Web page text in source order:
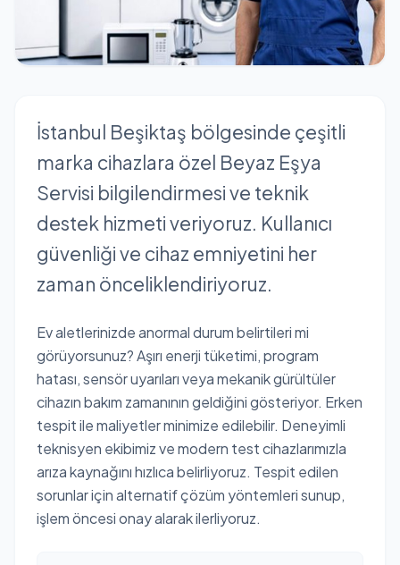
İstanbul Beşiktaş bölgesinde çeşitli
marka cihazlara özel Beyaz Eşya
Servisi bilgilendirmesi ve teknik
destek hizmeti veriyoruz. Kullanıcı
güvenliği ve cihaz emniyetini her
zaman önceliklendiriyoruz.
Ev aletlerinizde anormal durum belirtileri mi
görüyorsunuz? Aşırı enerji tüketimi, program
hatası, sensör uyarıları veya mekanik gürültüler
cihazın bakım zamanının geldiğini gösteriyor. Erken
tespit ile maliyetler minimize edilebilir. Deneyimli
teknisyen ekibimiz ve modern test cihazlarımızla
arıza kaynağını hızlıca belirliyoruz. Tespit edilen
sorunlar için alternatif çözüm yöntemleri sunup,
işlem öncesi onay alarak ilerliyoruz.